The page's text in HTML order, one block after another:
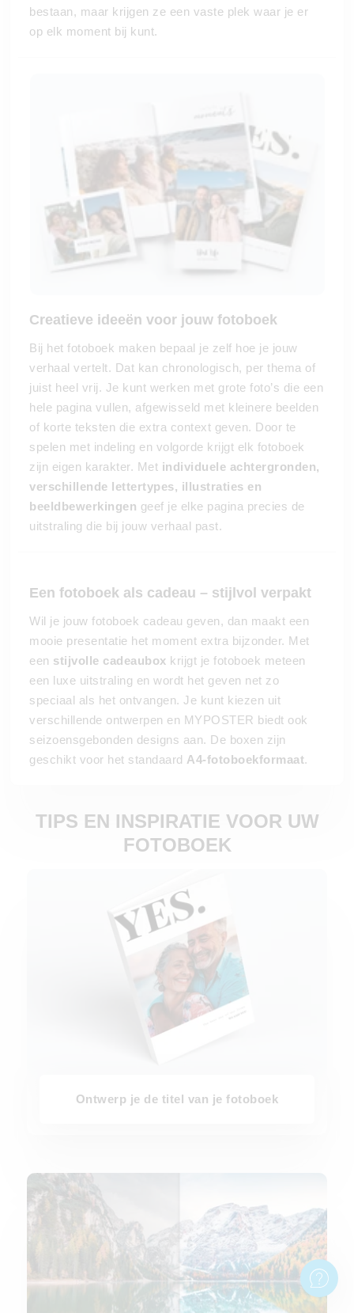
bestaan, maar krijgen ze een vaste plek waar je er
op elk moment bij kunt.
Creatieve ideeën voor jouw fotoboek
Bij het fotoboek maken bepaal je zelf hoe je jouw
verhaal vertelt. Dat kan chronologisch, per thema of
juist heel vrij. Je kunt werken met grote foto’s die een
hele pagina vullen, afgewisseld met kleinere beelden
of korte teksten die extra context geven. Door te
spelen met indeling en volgorde krijgt elk fotoboek
zijn eigen karakter. Met individuele achtergronden,
verschillende lettertypes, illustraties en
beeldbewerkingen geef je elke pagina precies de
uitstraling die bij jouw verhaal past.
Een fotoboek als cadeau – stijlvol verpakt
Wil je jouw fotoboek cadeau geven, dan maakt een
mooie presentatie het moment extra bijzonder. Met
een stijvolle cadeaubox krijgt je fotoboek meteen
een luxe uitstraling en wordt het geven net zo
speciaal als het ontvangen. Je kunt kiezen uit
verschillende ontwerpen en MYPOSTER biedt ook
seizoensgebonden designs aan. De boxen zijn
geschikt voor het standaard A4-fotoboekformaat.
TIPS EN INSPIRATIE VOOR UW
FOTOBOEK
Ontwerp je de titel van je fotoboek
Online foto bewerken